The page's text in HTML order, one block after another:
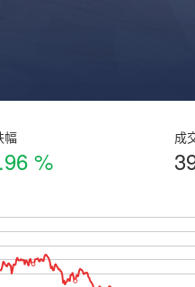
幅
%
成